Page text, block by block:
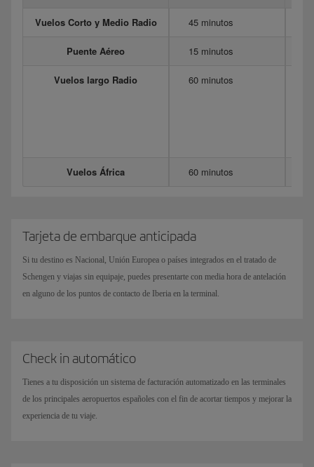
Vuelos Corto y Medio Radio 45 minutos
Puente Aéreo 15 minutos
Vuelos largo Radio 60 minutos
Vuelos África 60 minutos
Tarjeta de embarque anticipada
Si tu destino es Nacional, Unión Europea o países integrados en el tratado de
Schengen y viajas sin equipaje, puedes presentarte con media hora de antelación
en alguno de los puntos de contacto de Iberia en la terminal.
Check in automático
Tienes a tu disposición un sistema de facturación automatizado en las terminales
de los principales aeropuertos españoles con el fin de acortar tiempos y mejorar la
experiencia de tu viaje.